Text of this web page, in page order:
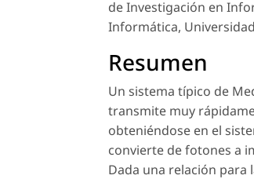
de Investigación en
Informática,
Resumen
Un sistema típico de
transmite muy
obteniéndose en el
convierte de fotones a
Dada una relación para